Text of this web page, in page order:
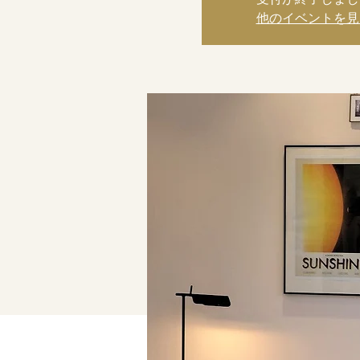
他のイベントを